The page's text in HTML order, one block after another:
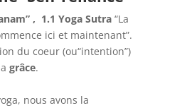
, 1.1 Yoga Sutra “La
ici et maintenant”.
du coeur (ou“intention”)
grâce.
nous avons la